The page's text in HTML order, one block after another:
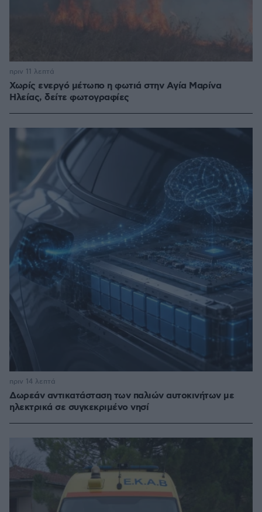
Χωρίς ενεργό μέτωπο η φωτιά στην Aγία Μαρίνα
Ηλείας, δείτε φωτογραφίες
πριν 11 λεπτά
Δωρεάν αντικατάσταση των παλιών αυτοκινήτων με
ηλεκτρικά σε συγκεκριμένο νησί
πριν 14 λεπτά